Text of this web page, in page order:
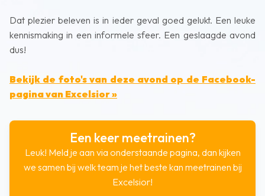
Dat plezier beleven is in ieder geval goed gelukt. Een leuke
kennismaking in een informele sfeer. Een geslaagde avond
dus!
Bekijk de foto's van deze avond op de Facebook-
pagina van Excelsior »
Een keer meetrainen?
Leuk! Meld je aan via onderstaande pagina, dan kijken
we samen bij welk team je het beste kan meetrainen bij
Excelsior!